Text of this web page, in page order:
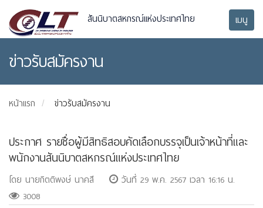
สันนิบาตสหกรณ์แห่งประเทศไทย เมนู
ข่าวรับสมัครงาน
หน้าแรก ข่าวรับสมัครงาน
ประกาศ รายชื่อผู้มีสิทธิสอบคัดเลือกบรรจุเป็นเจ้าหน้าที่และ
พนักงานสันนิบาตสหกรณ์แห่งประเทศไทย
โดย นายกิตติพงษ์ นาคสี
วันที่ 29 พ.ค. 2567 เวลา 16:16 น.
3008